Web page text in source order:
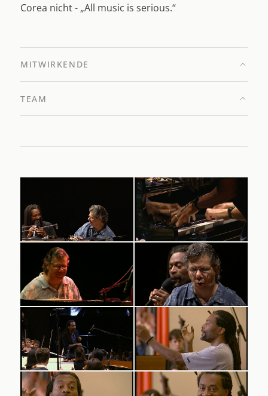
Corea nicht - „All music is serious.“
MITWIRKENDE
TEAM